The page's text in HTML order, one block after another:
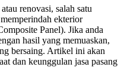
renovasi, salah satu
ekterior
Panel). Jika anda
hasil yang memuaskan,
bersaing. Artikel ini akan
dan keunggulan jasa pasang